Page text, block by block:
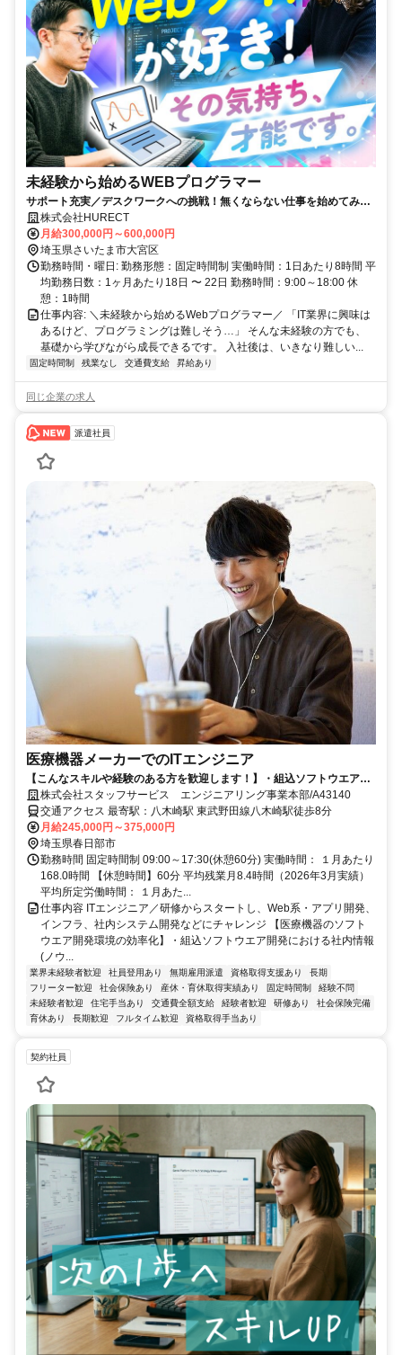
未経験から始めるWEBプログラマー
サポート充実／デスクワークへの挑戦！無くならない仕事を始めてみま
せんか？
株式会社HURECT
月給300,000円～600,000円
埼玉県さいたま市大宮区
勤務時間・曜日: 勤務形態：固定時間制 実働時間：1日あたり8時間 平
均勤務日数：1ヶ月あたり18日 〜 22日 勤務時間：9:00～18:00 休
憩：1時間
仕事内容: ＼未経験から始めるWebプログラマー／ 「IT業界に興味は
あるけど、プログラミングは難しそう…」 そんな未経験の方でも、
基礎から学びながら成長できるです。 入社後は、いきなり難しい...
固定時間制 残業なし 交通費支給 昇給あり
同じ企業の求人
派遣社員
医療機器メーカーでのITエンジニア
【こんなスキルや経験のある方を歓迎します！】・組込ソフトウエア設
計開発の経験、CAN通信マイコン評価経験(使用言語はC、C++)
株式会社スタッフサービス エンジニアリング事業本部/A43140
交通アクセス 最寄駅：八木崎駅 東武野田線八木崎駅徒歩8分
月給245,000円～375,000円
埼玉県春日部市
勤務時間 固定時間制 09:00～17:30(休憩60分) 実働時間： １月あたり
168.0時間 【休憩時間】60分 平均残業月8.4時間（2026年3月実績）
平均所定労働時間： １月あた...
仕事内容 ITエンジニア／研修からスタートし、Web系・アプリ開発、
インフラ、社内システム開発などにチャレンジ 【医療機器のソフト
ウエア開発環境の効率化】・組込ソフトウエア開発における社内情報
(ノウ...
業界未経験者歓迎 社員登用あり 無期雇用派遣 資格取得支援あり
長期
フリーター歓迎
社会保険あり 産休・育休取得実績あり 固定時間制
経験不問
未経験者歓迎
住宅手当あり 交通費全額支給 経験者歓迎 研修あり
社会保険完備
育休あり
長期歓迎 フルタイム歓迎 資格取得手当あり
契約社員